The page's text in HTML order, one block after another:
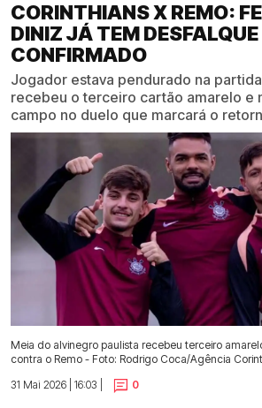
CORINTHIANS X REMO:
DINIZ JÁ TEM DESFALQUE
CONFIRMADO
Jogador estava pendurado na
recebeu o terceiro cartão amarelo e
campo no duelo que marcará o
Meia do alvinegro paulista recebeu terceiro
contra o Remo - Foto: Rodrigo Coca/Agência
31 Mai 2026 | 16:03 |
0